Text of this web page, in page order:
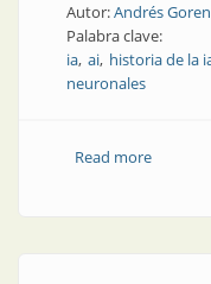
Autor:Andrés
Palabra clave:
ia ai historia de la
neuronales
Read moreabout